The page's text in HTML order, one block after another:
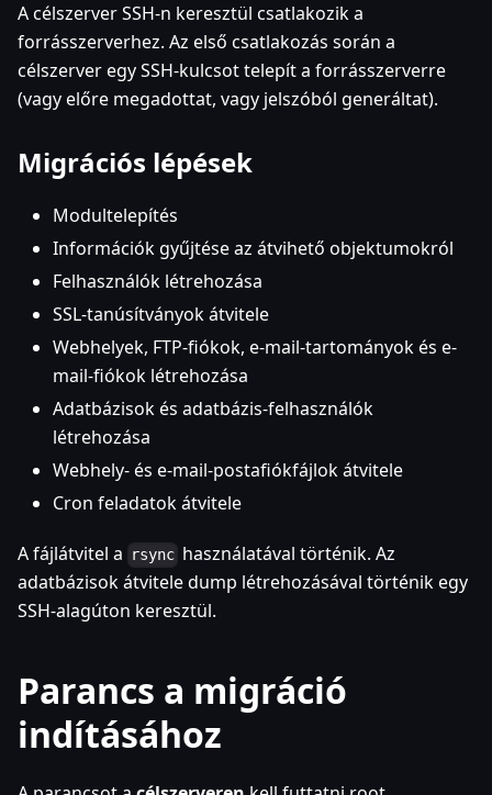
A célszerver SSH-n keresztül csatlakozik a
forrásszerverhez. Az első csatlakozás során a
célszerver egy SSH-kulcsot telepít a forrásszerverre
(vagy előre megadottat, vagy jelszóból generáltat).
Migrációs lépések
Modultelepítés
Információk gyűjtése az átvihető objektumokról
Felhasználók létrehozása
SSL-tanúsítványok átvitele
Webhelyek, FTP-fiókok, e-mail-tartományok és e-
mail-fiókok létrehozása
Adatbázisok és adatbázis-felhasználók
létrehozása
Webhely- és e-mail-postafiókfájlok átvitele
Cron feladatok átvitele
A fájlátvitel a rsync használatával történik. Az
adatbázisok átvitele dump létrehozásával történik egy
SSH-alagúton keresztül.
Parancs a migráció
indításához